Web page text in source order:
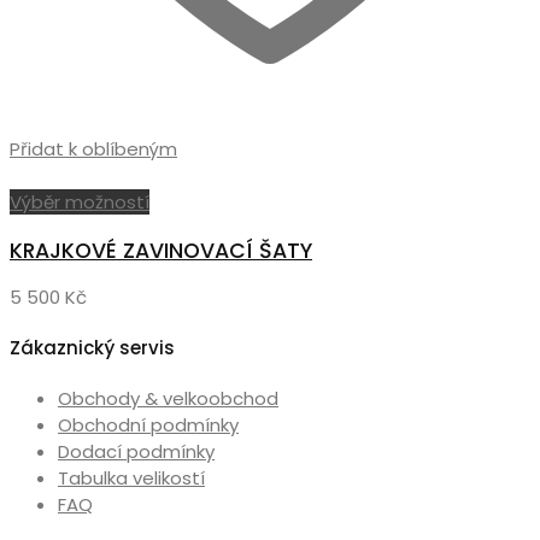
Přidat k oblíbeným
Výběr možnostíTento
má
lze
vybrat
na
stránce
produktu
KRAJKOVÉ ZAVINOVACÍ ŠATY
5 500 Kč
Zákaznický servis
Obchody & velkoobchod
Obchodní podmínky
Dodací podmínky
Tabulka velikostí
FAQ